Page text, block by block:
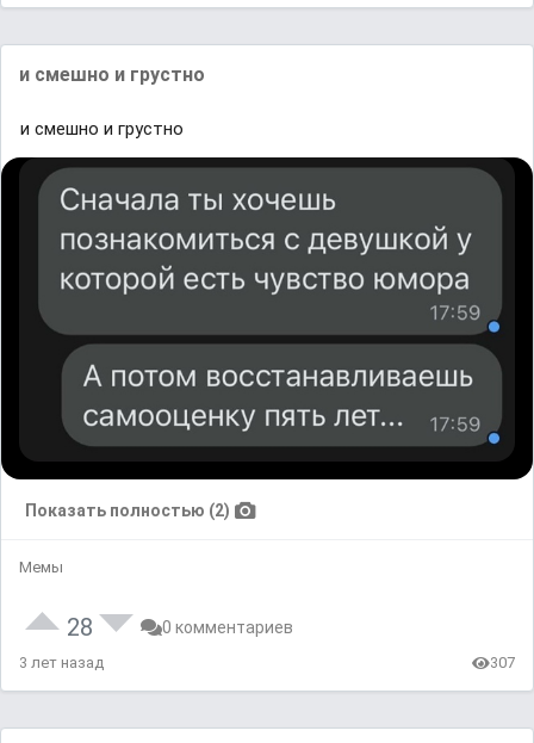
и смешно и грустно
и смешно и грустно
Показать полностью (2)
Мемы
28 0 комментариев
3 лет назад 307